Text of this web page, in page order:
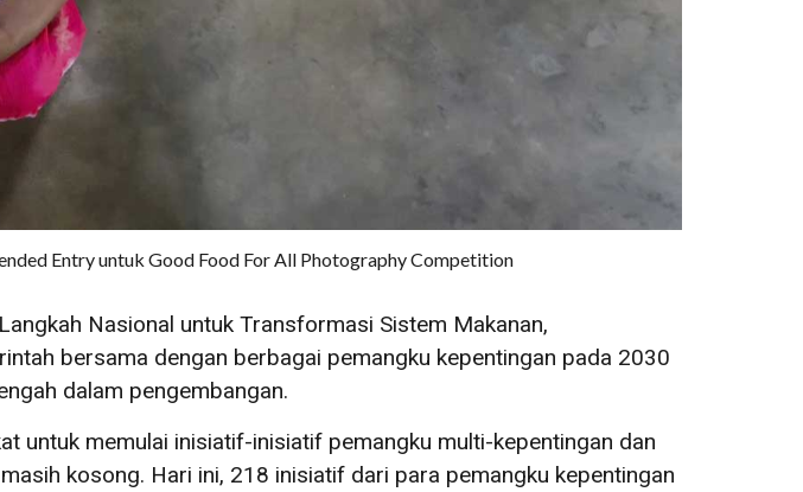
Entry untuk Good Food For All Photography Competition
Nasional untuk Transformasi Sistem Makanan,
bersama dengan berbagai pemangku kepentingan pada 2030
dalam pengembangan.
untuk memulai inisiatif-inisiatif pemangku multi-kepentingan dan
kosong. Hari ini, 218 inisiatif dari para pemangku kepentingan